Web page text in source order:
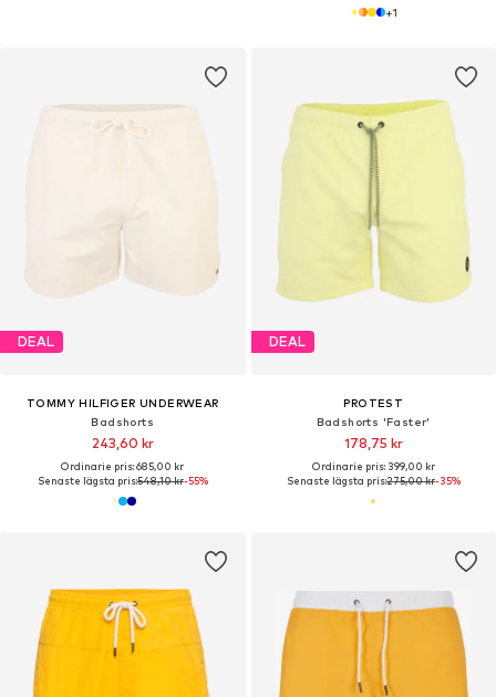
+1
DEAL
TOMMY HILFIGER UNDERWEAR
Badshorts
243,60 kr
Ordinarie pris: 685,00 kr
Senaste lägsta pris:548,10 kr-55%
DEAL
PROTEST
Badshorts 'Faster'
178,75 kr
Ordinarie pris: 399,00 kr
Senaste lägsta pris:275,00 kr-35%